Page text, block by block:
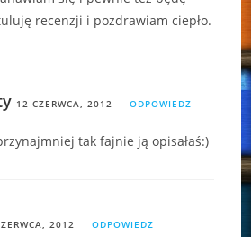
recenzji i pozdrawiam ciepło.
12 CZERWCA, 2012 ODPOWIEDZ
tak fajnie ją opisałaś:)
2012 ODPOWIEDZ